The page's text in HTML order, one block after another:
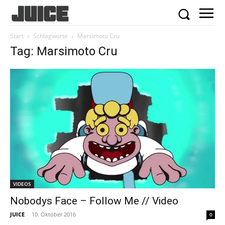
Start Schlagworte Marsimoto Cru
Tag: Marsimoto Cru
VIDEOS
Nobodys Face – Follow Me // Video
JUICE - 10. Oktober 2016 0